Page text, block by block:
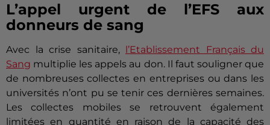
L’appel urgent de l’EFS aux
donneurs de sang
Avec la crise sanitaire,
l’Etablissement Français du
Sang multiplie les appels au don. Il faut souligner que
de nombreuses collectes en entreprises ou dans les
universités n’ont pu se tenir ces dernières semaines.
Les collectes mobiles se retrouvent également
limitées en quantité en raison de la capacité des